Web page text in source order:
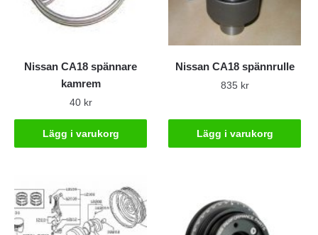
Nissan CA18 spännare
kamrem
40 kr
Lägg i varukorg
Nissan CA18 spännrulle
835 kr
Lägg i varukorg